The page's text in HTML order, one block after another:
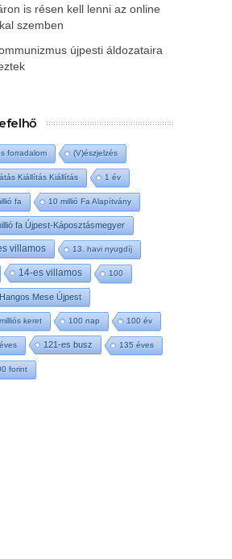
is résen kell lenni az online
szemben
újpesti áldozataira
forradalom (V)észjelzés
Kiállítás Kiállítás 1 év
fa 10 millió Fa Alapítvány
fa Újpest-Káposztásmegyer
villamos 13. havi nyugdíj
14-es villamos 100
Mese Újpest
keret 100 nap 100 év
121-es busz 135 éves
forint